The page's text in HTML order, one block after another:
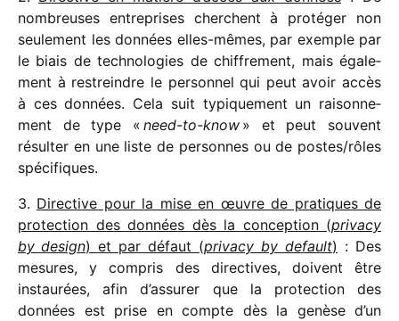
nombreuses entre­prises cherchent à proté­ger non
seule­ment les données elles-mêmes, par exemple par
le biais de tech­no­lo­gies de chif­fre­ment, mais égale­
ment à restreindre le person­nel qui peut avoir accès
à ces données. Cela suit typi­que­ment un raison­ne­
ment de type « need-to-know » et peut souvent
résul­ter en une liste de personnes ou de postes/​rôles
spécifiques.
3. Directive pour la mise en œuvre de pratiques de
protec­tion des données dès la concep­tion (privacy
by design) et par défaut (privacy by default) : Des
mesures, y compris des direc­tives, doivent être
instau­rées, afin d’assurer que la protec­tion des
données est prise en compte dès la genèse d’un